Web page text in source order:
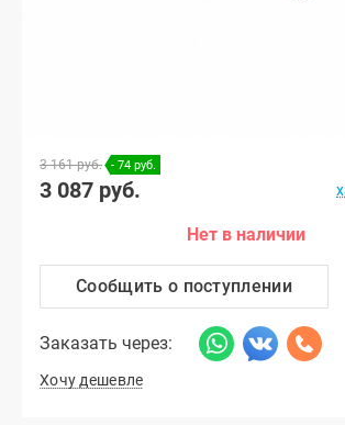
3 161 руб. - 74 руб.
3 087 руб.
Нет в наличии
Сообщить о поступлении
Заказать через:
Хочу дешевле